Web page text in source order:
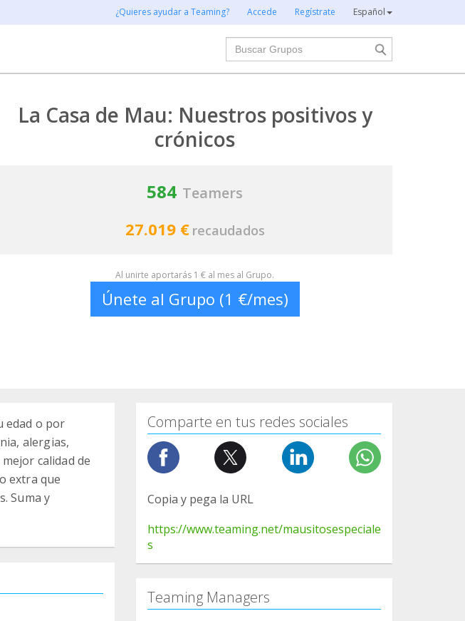
¿Quieres ayudar a Teaming? Accede Regístrate Español
Buscar
La Casa de Mau: Nuestros positivos y
crónicos
584 Teamers
27.019 € recaudados
Al unirte aportarás 1 € al mes al Grupo.
Únete al Grupo (1 €/mes)
edad o por
alergias,
calidad de
extra que
Suma y
Comparte en tus redes sociales
Copia y pega la URL
https://www.teaming.net/mausitosespeciale
s
Teaming Managers